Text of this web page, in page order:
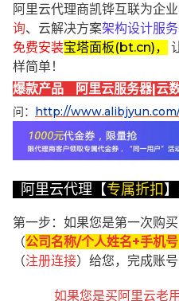
阿里云代理商凯铧互联为企
询、云解决方案架构设计服务
免费安装宝塔面板(bt.cn)，
样简单！
爆款产品 阿里云服务器|云
问： http://
阿里云代理【专属折扣】
第一步：如果您是第一次购
（公司名称/个人姓名+手机
（注册连接）给您，完成账号
如果您是买阿里云老